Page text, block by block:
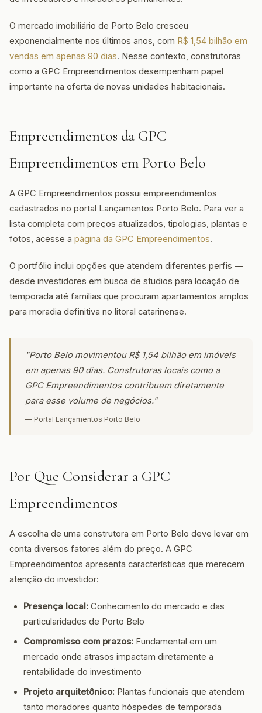
O mercado imobiliário de Porto Belo cresceu
exponencialmente nos últimos anos, com R$ 1,54 bilhão em
vendas em apenas 90 dias. Nesse contexto, construtoras
como a GPC Empreendimentos desempenham papel
importante na oferta de novas unidades habitacionais.
Empreendimentos da GPC
Empreendimentos em Porto Belo
A GPC Empreendimentos possui empreendimentos
cadastrados no portal Lançamentos Porto Belo. Para ver a
lista completa com preços atualizados, tipologias, plantas e
fotos, acesse a página da GPC Empreendimentos.
O portfólio inclui opções que atendem diferentes perfis —
desde investidores em busca de studios para locação de
temporada até famílias que procuram apartamentos amplos
para moradia definitiva no litoral catarinense.
"Porto Belo movimentou R$ 1,54 bilhão em imóveis
em apenas 90 dias. Construtoras locais como a
GPC Empreendimentos contribuem diretamente
para esse volume de negócios."
— Portal Lançamentos Porto Belo
Por Que Considerar a GPC
Empreendimentos
A escolha de uma construtora em Porto Belo deve levar em
conta diversos fatores além do preço. A GPC
Empreendimentos apresenta características que merecem
atenção do investidor:
Presença local: Conhecimento do mercado e das
particularidades de Porto Belo
Compromisso com prazos: Fundamental em um
mercado onde atrasos impactam diretamente a
rentabilidade do investimento
Projeto arquitetônico: Plantas funcionais que atendem
tanto moradores quanto hóspedes de temporada